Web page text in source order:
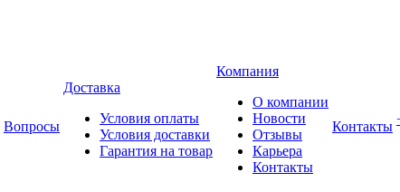
Вопросы
Доставка
Условия оплаты
Условия доставки
Гарантия на товар
Компания
О компании
Новости
Отзывы
Карьера
Контакты
Контакты